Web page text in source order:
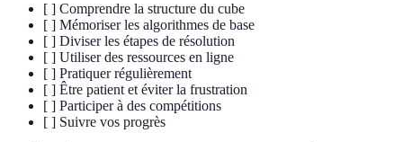
[ ] Comprendre la structure du cube
[ ] Mémoriser les algorithmes de base
[ ] Diviser les étapes de résolution
[ ] Utiliser des ressources en ligne
[ ] Pratiquer régulièrement
[ ] Être patient et éviter la frustration
[ ] Participer à des compétitions
[ ] Suivre vos progrès